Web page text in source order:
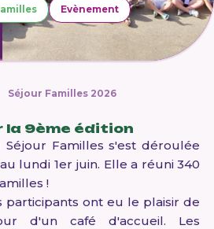
Evènement
Séjour Familles 2026
la 9ème édition
Familles s'est déroulée
lundi 1er juin. Elle a réuni 340
!
participants ont eu le plaisir de
d'un café d'accueil. Les